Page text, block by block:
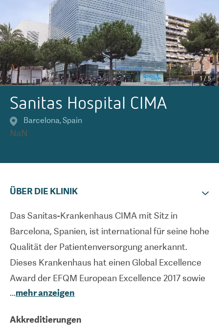
1 /5
Sanitas Hospital CIMA
Barcelona,Spain
NaN
ÜBER DIE KLINIK
Das Sanitas-Krankenhaus CIMA mit Sitz in
Barcelona, Spanien, ist international für seine hohe
Qualität der Patientenversorgung anerkannt.
Dieses Krankenhaus hat einen Global Excellence
Award der EFQM European Excellence 2017 sowie
mehrere andere Auszeichnungen und
Krankenhaus CIMA bietet seinen Patienten
...mehr anzeigen
Akkreditierungen